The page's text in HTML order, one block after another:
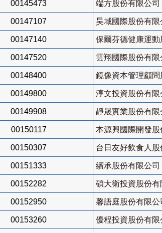
00145473 端方股份有限公司
00147107 昊域國際股份有限
00147140 保爾芬德健康運動
00147520 雲翔國際股份有限
00148400 鏡像資本管理顧問
00149800 淳文投資股份有限
00149908 靜晟實業股份有限
00150117 本源興國際開發股
00150307 台日友好飲食人股
00151333 續承股份有限公司
00152282 碩大衛投資股份有
00152950 馨語庭股份有限公
00153260 優程投資股份有限